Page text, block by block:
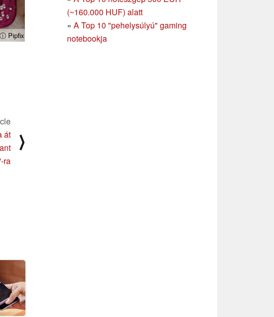
(~160.000 HUF) alatt
» A Top 10 "pehelysúlyú" gaming
notebookja
ⓘ Pipfix
át
ra
⟩